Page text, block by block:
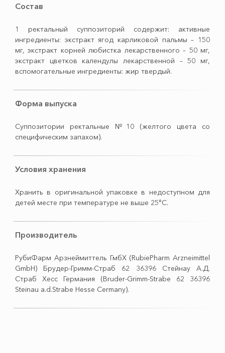
Состав
1 ректальный суппозиторий содержит: активные
ингредиенты: экстракт ягод карликовой пальмы – 150
мг, экстракт корней любистка лекарственного – 50 мг,
экстракт цветков календулы лекарственной – 50 мг,
вспомогательные ингредиенты: жир твердый.
Форма выпуска
Суппозитории ректальные №10 (желтого цвета со
специфическим запахом).
Условия хранения
Хранить в оригинальной упаковке в недоступном для
детей месте при температуре не выше 25°С.
Производитель
РубиФарм Арзнеймиттель ГмбХ (RubiePharm Arzneimittel
GmbH) Брудер-Гримм-Страб 62 36396 Стейнау А.Д.
Страб Хесс Германия (Bruder-Grimm-Strabe 62 36396
Steinau a.d.Strabe Hesse Cermany).